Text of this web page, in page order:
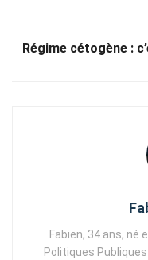
Régime cétogène :
Fabien, 34 ans, né
Politiques